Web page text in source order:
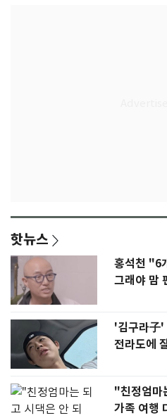
핫뉴스
홍석천 "6
그래야 맘
'김구라子'
전라도에
"친정엄마
가족 여행